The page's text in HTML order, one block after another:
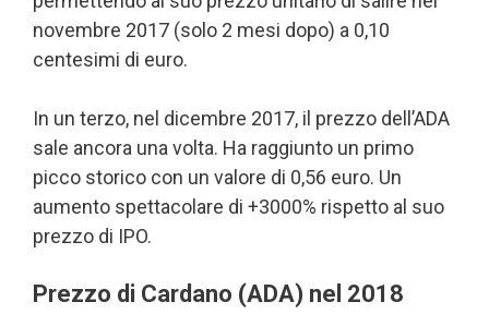
novembre 2017 (solo 2 mesi dopo) a 0,10
centesimi di euro.
In un terzo, nel dicembre 2017, il prezzo dell’ADA
sale ancora una volta. Ha raggiunto un primo
picco storico con un valore di 0,56 euro. Un
aumento spettacolare di +3000% rispetto al suo
prezzo di IPO.
Prezzo di Cardano (ADA) nel 2018